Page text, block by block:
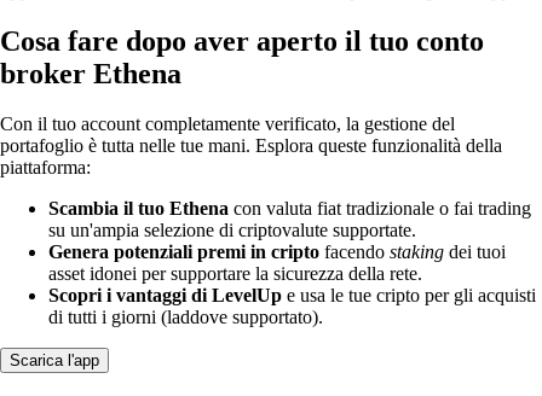
Cosa fare dopo aver aperto il tuo conto
broker Ethena
Con il tuo account completamente verificato, la gestione del
portafoglio è tutta nelle tue mani. Esplora queste funzionalità della
piattaforma:
Scambia il tuo Ethena con valuta fiat tradizionale o fai trading
su un'ampia selezione di criptovalute supportate.
Genera potenziali premi in cripto facendo staking dei tuoi
asset idonei per supportare la sicurezza della rete.
Scopri i vantaggi di LevelUp e usa le tue cripto per gli acquisti
di tutti i giorni (laddove supportato).
Scarica l'app